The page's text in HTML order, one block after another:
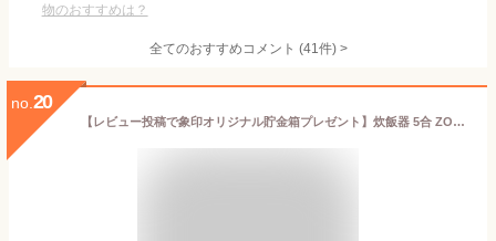
物のおすすめは？
全てのおすすめコメント (41件) >
no. 20
【レビュー投稿で象印オリジナル貯金箱プレゼント】炊飯器 5合 ZOJIRUSHI 象印 NW-JE10 NW-JC10-TA 圧力IH炊飯ジャー 大火力＆高圧力 5合炊き 5.5合炊き ごはん 白米 内釜3年保証 純正品 メーカー保証対応 エクプラ特選 1LN0005